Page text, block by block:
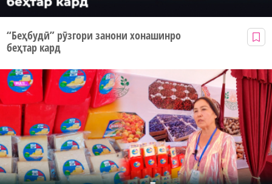
“Беҳбудӣ” рӯзгори занони хонашинро
беҳтар кард